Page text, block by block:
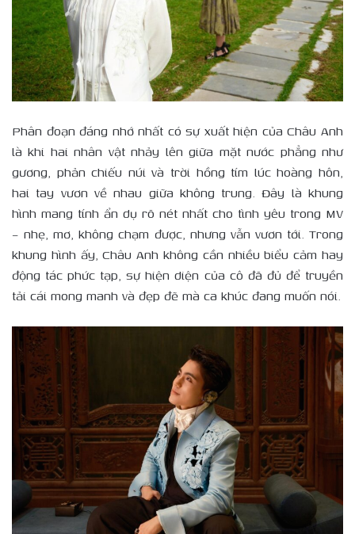
Phân đoạn đáng nhớ nhất có sự xuất hiện của Châu Anh
là khi hai nhân vật nhảy lên giữa mặt nước phẳng như
gương, phản chiếu núi và trời hồng tím lúc hoàng hôn,
hai tay vươn về nhau giữa không trung. Đây là khung
hình mang tính ẩn dụ rõ nét nhất cho tình yêu trong MV
– nhẹ, mơ, không chạm được, nhưng vẫn vươn tới. Trong
khung hình ấy, Châu Anh không cần nhiều biểu cảm hay
động tác phức tạp, sự hiện diện của cô đã đủ để truyền
tải cái mong manh và đẹp đẽ mà ca khúc đang muốn nói.